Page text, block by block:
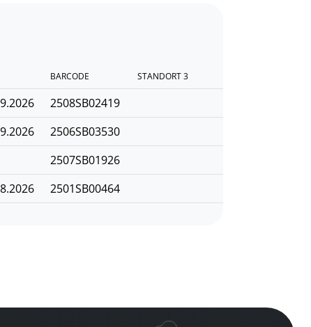
BARCODE STANDORT 3
2508SB02419
2506SB03530
2507SB01926
2501SB00464